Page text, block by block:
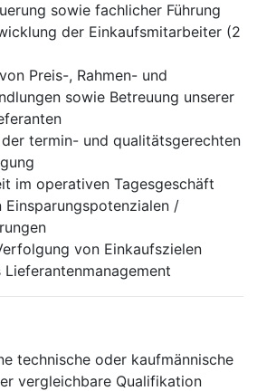
sowie fachlicher Führung
der Einkaufsmitarbeiter (2
Preis-, Rahmen- und
sowie Betreuung unserer
termin- und qualitätsgerechten
im operativen Tagesgeschäft
Einsparungspotenzialen /
von Einkaufszielen
Lieferantenmanagement
technische oder kaufmännische
vergleichbare Qualifikation